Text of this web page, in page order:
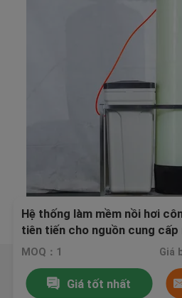
Hệ thống làm mềm nồi hơi
tiên tiến cho nguồn cung
MOQ：1
Giá tốt nhất